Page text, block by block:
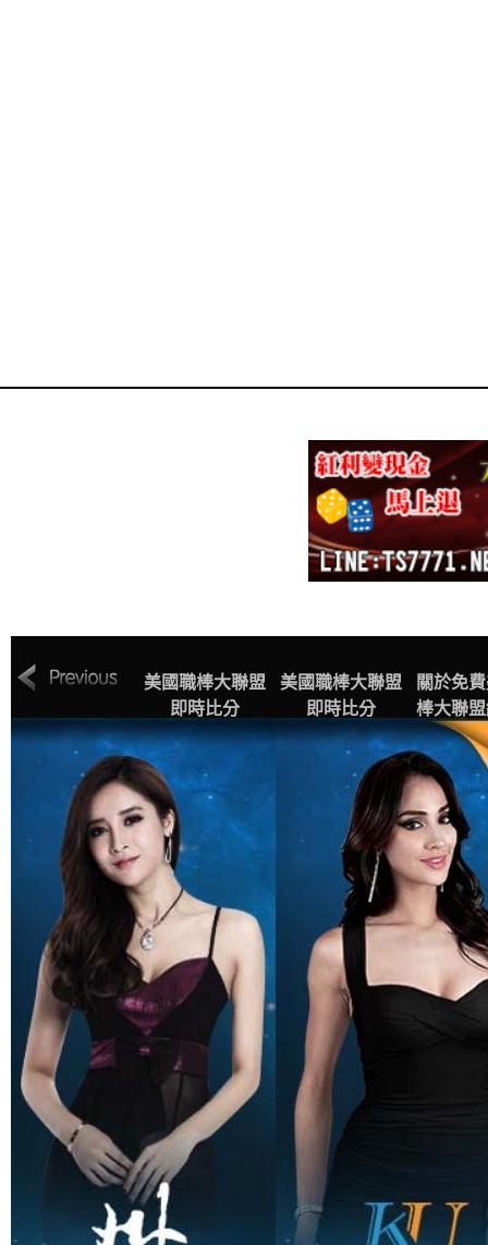
MLB美國職棒大
程表
美國職棒大聯盟
即時比分
美國職棒大聯盟
即時比分
關於免
棒大聯
播